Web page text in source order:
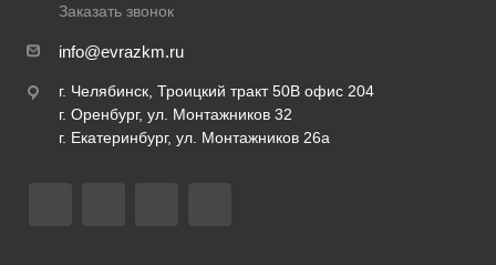
Заказать звонок
info@evrazkm.ru
г. Челябинск, Троицкий тракт 50В офис 204
г. Оренбург, ул. Монтажников 32
г. Екатеринбург, ул. Монтажников 26а